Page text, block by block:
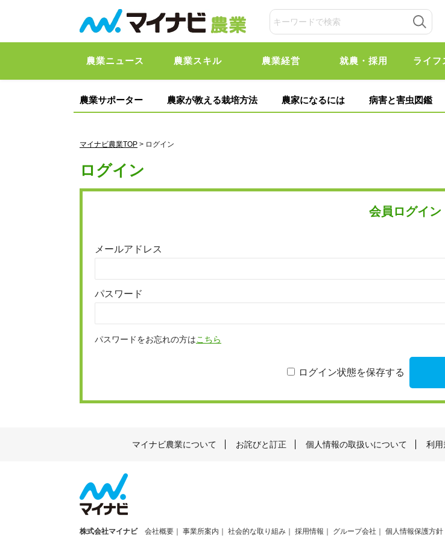
農業ニュース 農業スキル 農業経営 就農・採用 ライフ
農業サポーター 農家が教える栽培方法 農家になるには 病害と害虫図鑑
マイナビ農業TOP > ログイン
ログイン
会員ログイン
メールアドレス
パスワード
パスワードをお忘れの方はこちら
ログイン状態を保存する
マイナビ農業について お詫びと訂正 個人情報の取扱いについて 利用
株式会社マイナビ 会社概要 事業所案内 社会的な取り組み 採用情報 グループ会社 個人情報保護方針